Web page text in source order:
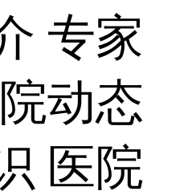
专家
动态
医院